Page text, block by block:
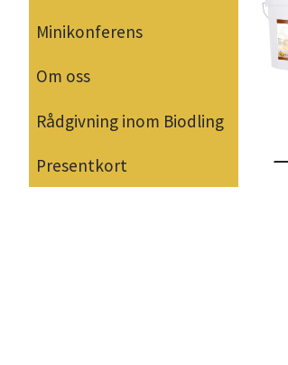
Minikonferens
Om oss
Rådgivning inom Biodling
Presentkort